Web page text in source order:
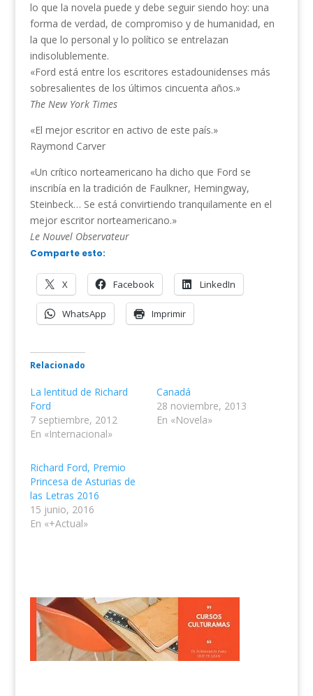
lo que la novela puede y debe seguir siendo hoy: una
forma de verdad, de compromiso y de humanidad, en
la que lo personal y lo político se entrelazan
indisolublemente.
«Ford está entre los escritores estadounidenses más
sobresalientes de los últimos cincuenta años.»
The New York Times
«El mejor escritor en activo de este país.»
Raymond Carver
«Un crítico norteamericano ha dicho que Ford se
inscribía en la tradición de Faulkner, Hemingway,
Steinbeck… Se está convirtiendo tranquilamente en el
mejor escritor norteamericano.»
Le Nouvel Observateur
Comparte esto:
X Facebook LinkedIn
WhatsApp Imprimir
Relacionado
La lentitud de Richard
Ford
7 septiembre, 2012
En «Internacional»
Canadá
28 noviembre, 2013
En «Novela»
Richard Ford, Premio
Princesa de Asturias de
las Letras 2016
15 junio, 2016
En «+Actual»